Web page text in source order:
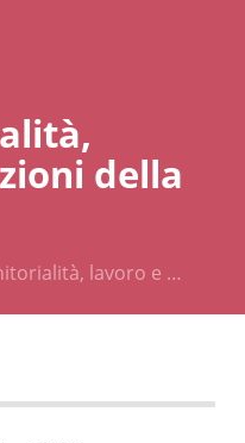
della
lavoro e …